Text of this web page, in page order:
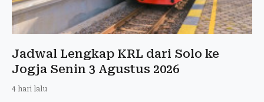
Jadwal Lengkap KRL dari Solo ke
Jogja Senin 3 Agustus 2026
4 hari lalu